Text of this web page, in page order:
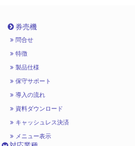
券売機
問合せ
特徴
製品仕様
保守サポート
導入の流れ
資料ダウンロード
キャッシュレス決済
メニュー表示